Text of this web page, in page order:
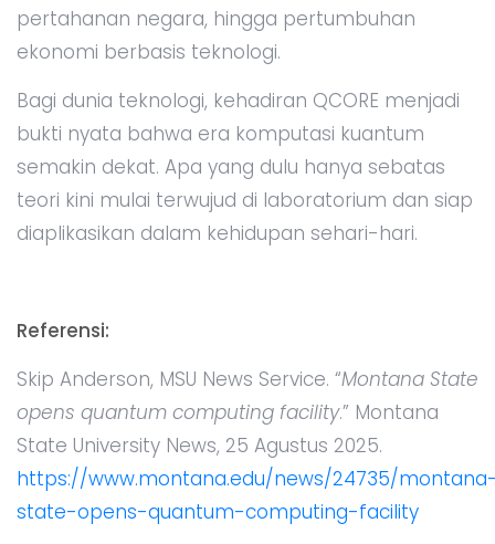
pertahanan negara, hingga pertumbuhan
ekonomi berbasis teknologi.
Bagi dunia teknologi, kehadiran QCORE menjadi
bukti nyata bahwa era komputasi kuantum
semakin dekat. Apa yang dulu hanya sebatas
teori kini mulai terwujud di laboratorium dan siap
diaplikasikan dalam kehidupan sehari-hari.
Referensi:
Skip Anderson, MSU News Service. “Montana State
opens quantum computing facility.” Montana
State University News, 25 Agustus 2025.
https://www.montana.edu/news/24735/
state-opens-quantum-computing-facility